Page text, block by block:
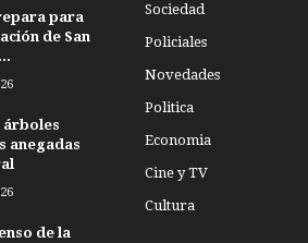
para
de San
árboles
anegadas
de la
Sociedad
Policiales
Novedades
Politica
Economia
Cine y TV
Cultura